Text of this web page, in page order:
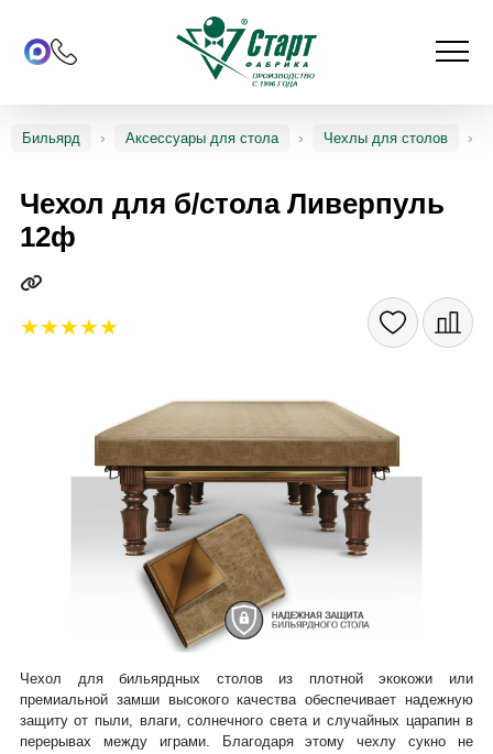
Бильярд Аксессуары для стола Чехлы для столов
Чехол для б/стола Ливерпуль
12ф
Чехол для бильярдных столов из плотной экокожи или
премиальной замши высокого качества обеспечивает надежную
защиту от пыли, влаги, солнечного света и случайных царапин в
перерывах между играми. Благодаря этому чехлу сукно не